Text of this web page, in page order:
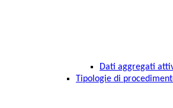
Dati aggregati
Tipologie di